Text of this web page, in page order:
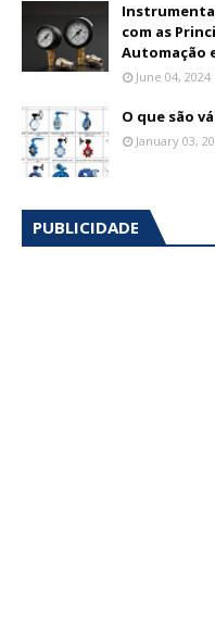
com as
Automação
June 04, 2024
O que são
January 03,
PUBLICIDADE